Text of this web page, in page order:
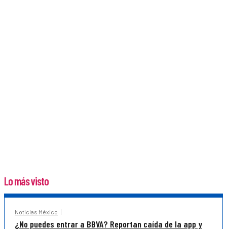
Lo más visto
Noticias México
¿No puedes entrar a BBVA? Reportan caída de la app y